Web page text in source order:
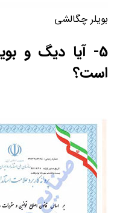
بویلر چگالشی
5- آیا دیگ و
است؟